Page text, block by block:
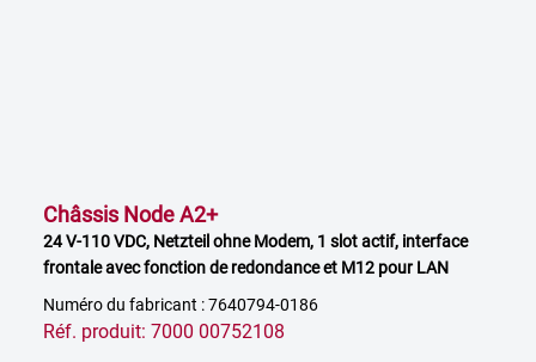
Châssis Node A2+
24 V-110 VDC, Netzteil ohne Modem, 1 slot actif, interface
frontale avec fonction de redondance et M12 pour LAN
Numéro du fabricant : 7640794-0186
Réf. produit: 7000 00752108